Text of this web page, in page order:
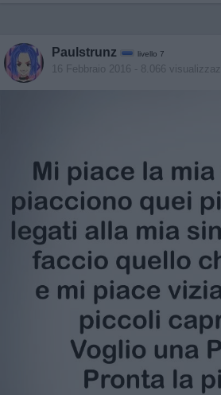
Paulstrunz livello 7
16 Febbraio 2016 - 8.066